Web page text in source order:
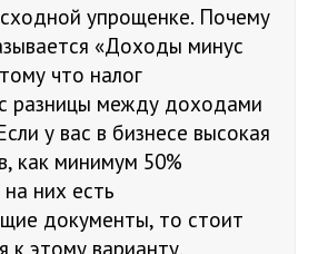
упрощенке. Почему
«Доходы минус
что налог
разницы между доходами
у вас в бизнесе высокая
как минимум 50%
них есть
документы, то стоит
к этому варианту.